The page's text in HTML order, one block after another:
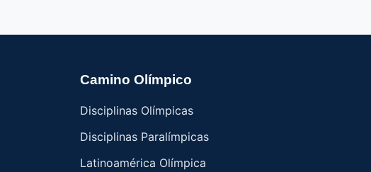
Camino Olímpico
Disciplinas Olímpicas
Disciplinas Paralímpicas
Latinoamérica Olímpica